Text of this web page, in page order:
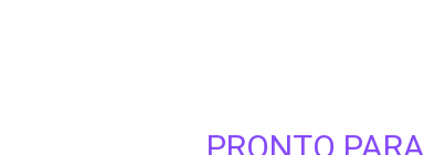
PRONTO PARA